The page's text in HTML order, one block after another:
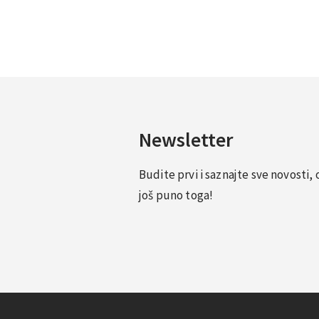
Newsletter
Budite prvi i saznajte sve
još puno toga!